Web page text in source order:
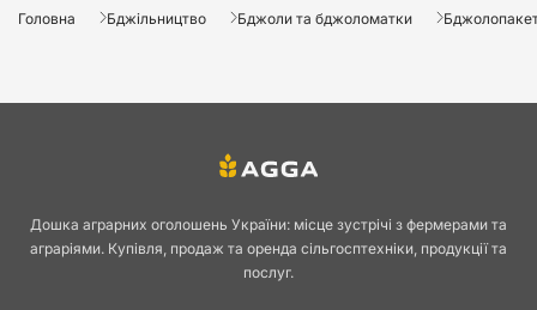
Головна Бджільництво Бджоли та бджоломатки
Дошка аграрних оголошень України: місце зустрічі з фермерами та
аграріями. Купівля, продаж та оренда сільгосптехніки, продукції та
послуг.